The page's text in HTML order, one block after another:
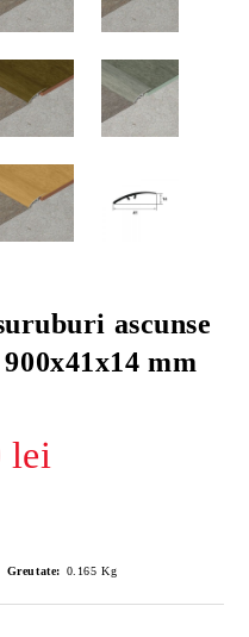
ascunse
mm
lei
Greutate: 0.165 Kg